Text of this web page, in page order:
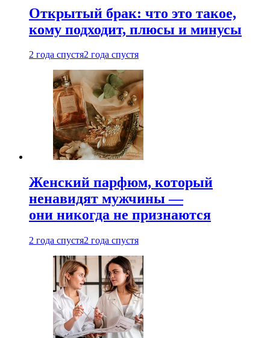
Открытый брак: что это такое,
кому подходит, плюсы и минусы
2 года спустя2 года спустя
Женский парфюм, который
ненавидят мужчины —
они никогда не признаются
2 года спустя2 года спустя